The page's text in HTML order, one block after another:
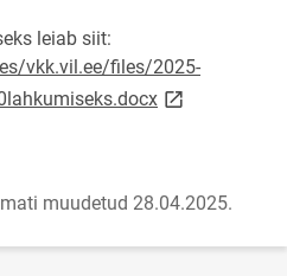
leiab siit:
vkk.vil.ee/files/2025-
link opens on
muudetud 28.04.2025.